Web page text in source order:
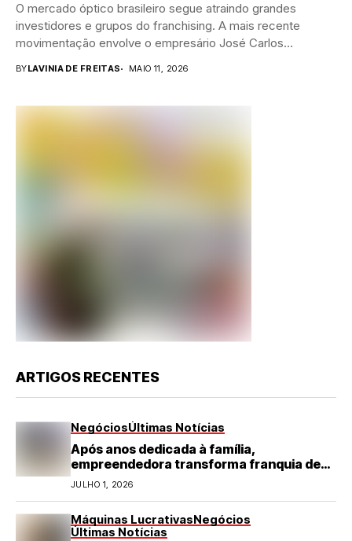
O mercado óptico brasileiro segue atraindo grandes
investidores e grupos do franchising. A mais recente
movimentação envolve o empresário José Carlos
BYLAVINIA DE FREITAS MAIO 11, 2026
ARTIGOS RECENTES
NegóciosÚltimas Notícias
Após anos dedicada à família,
empreendedora transforma franquia de
turismo em negócio de destaque no RN
JULHO 1, 2026
Máquinas LucrativasNegócios
Últimas Notícias